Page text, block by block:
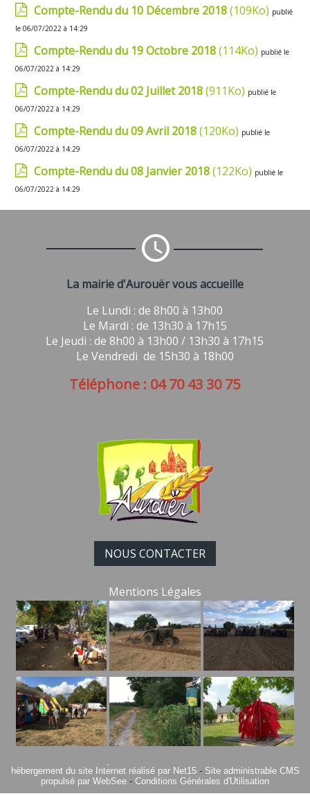
Compte-Rendu du 10 Décembre 2018(109Ko) publié
le 06/07/2022 à 14:29
Compte-Rendu du 19 Octobre 2018(114Ko) publié le
06/07/2022 à 14:29
Compte-Rendu du 02 Juillet 2018(911Ko) publié le
06/07/2022 à 14:29
Compte-Rendu du 09 Avril 2018(120Ko) publié le
06/07/2022 à 14:29
Compte-Rendu du 08 Janvier 2018(122Ko) publié le
06/07/2022 à 14:29
La mairie d'Aurouër vous accueille
Le Lundi : de 8h00 à 13h00
Le Mardi : de 13h30 à 17h15
Le Jeudi : de 8h00 à 13h00 / 13h30 à 17h15
Le Vendredi de 15h30 à 18h00
Téléphone : 04 70 43 30 75
NOUS CONTACTER
Mentions Légales
hébergement du site Internet réalisé par Net15- Site administrable CMS
propulsé par WebSee - Conditions Générales d'Utilisation